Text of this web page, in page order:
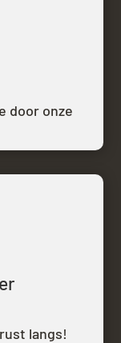
door onze
langs!